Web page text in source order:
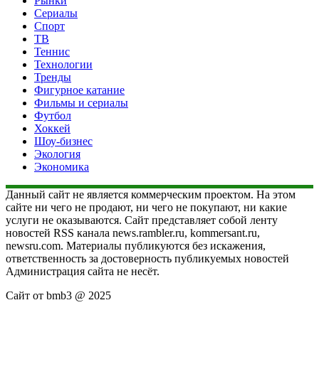
Сериалы
Спорт
ТВ
Теннис
Технологии
Тренды
Фигурное катание
Фильмы и сериалы
Футбол
Хоккей
Шоу-бизнес
Экология
Экономика
Данный сайт не является коммерческим проектом. На этом
сайте ни чего не продают, ни чего не покупают, ни какие
услуги не оказываются. Сайт представляет собой ленту
новостей RSS канала news.rambler.ru, kommersant.ru,
newsru.com. Материалы публикуются без искажения,
ответственность за достоверность публикуемых новостей
Администрация сайта не несёт.
Сайт от bmb3 @ 2025